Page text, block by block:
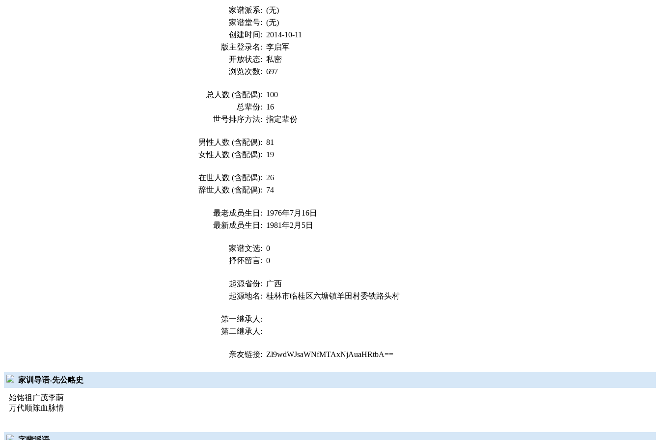
家谱派系: (无)
家谱堂号: (无)
创建时间: 2014-10-11
版主登录名: 李启军
开放状态: 私密
浏览次数: 697
总人数 (含配偶): 100
总辈份: 16
世号排序方法: 指定辈份
男性人数 (含配偶): 81
女性人数 (含配偶): 19
在世人数 (含配偶): 26
辞世人数 (含配偶): 74
最老成员生日: 1976年7月16日
最新成员生日: 1981年2月5日
家谱文选: 0
抒怀留言: 0
起源省份:
广西
起源地名: 桂林市临桂区六塘镇羊田村委铁路头村
第一继承人:
第二继承人:
亲友链接: Zl9wdWJsaWNfMTAxNjAuaHRtbA==
家训导语-先公略史
始铭祖广茂李荫
万代顺陈血脉情